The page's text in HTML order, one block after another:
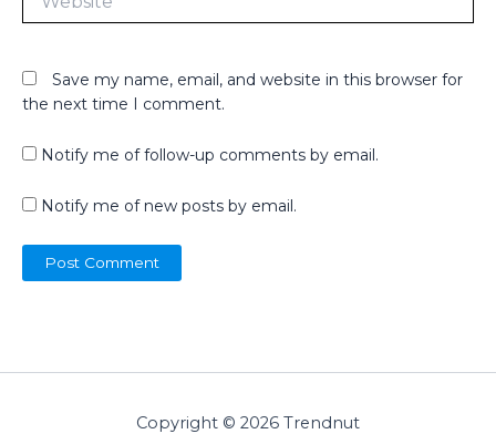
Save my name, email, and website in this browser for
the next time I comment.
Notify me of follow-up comments by email.
Notify me of new posts by email.
Copyright © 2026 Trendnut